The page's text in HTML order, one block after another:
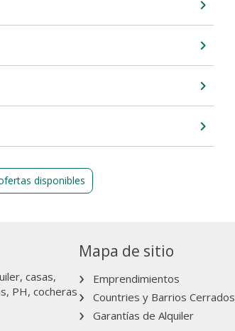
disponibles
casas,
PH, cocheras
Mapa de sitio
Emprendimientos
Countries y Barrios Cerrados
Garantías de Alquiler